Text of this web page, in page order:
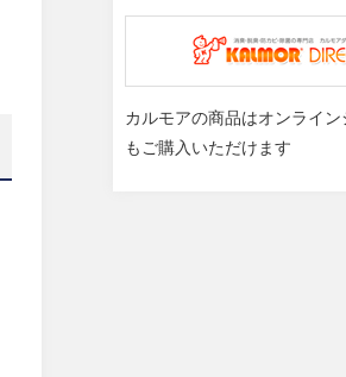
カルモアの商品はオンライ
もご購入いただけます